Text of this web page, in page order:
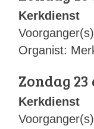
Kerkdienst
Organist:
Zondag 23
Kerkdienst